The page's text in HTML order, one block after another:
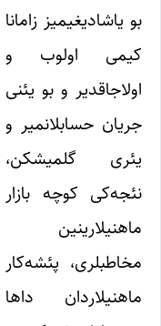
بو یاشادیغیمیز زامانا
کیمی اولوب و
اولاجاقدیر و بو یئنی
جریان حسابلانمیر و
یئری گلمیشکن،
نئجه‌کی کوچه بازار
ماهنیلارینین
مخاطبلری، پئشه‌کار
ماهنیلاردان داها